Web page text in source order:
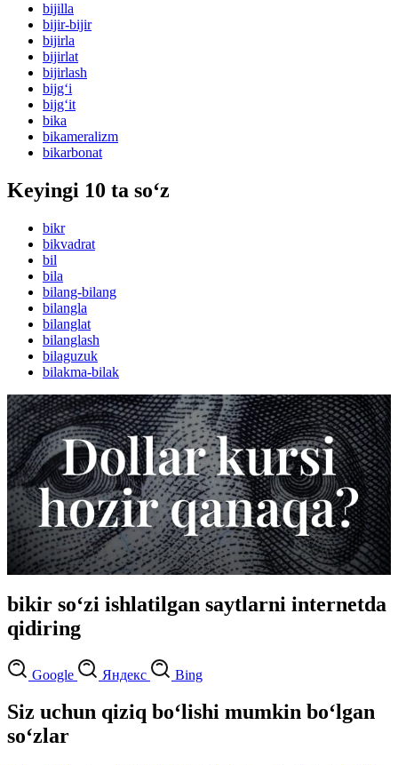
bijilla
bijir-bijir
bijirla
bijirlat
bijirlash
bijg‘i
bijg‘it
bika
bikameralizm
bikarbonat
Keyingi 10 ta so‘z
bikr
bikvadrat
bil
bila
bilang-bilang
bilangla
bilanglat
bilanglash
bilaguzuk
bilakma-bilak
bikir so‘zi ishlatilgan saytlarni internetda
qidiring
Google Яндекс Bing
Siz uchun qiziq bo‘lishi mumkin bo‘lgan
so‘zlar